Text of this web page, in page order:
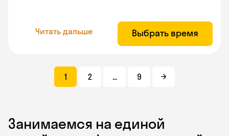
Читать дальше Выбрать время
1 2 ... 9
Занимаемся на единой